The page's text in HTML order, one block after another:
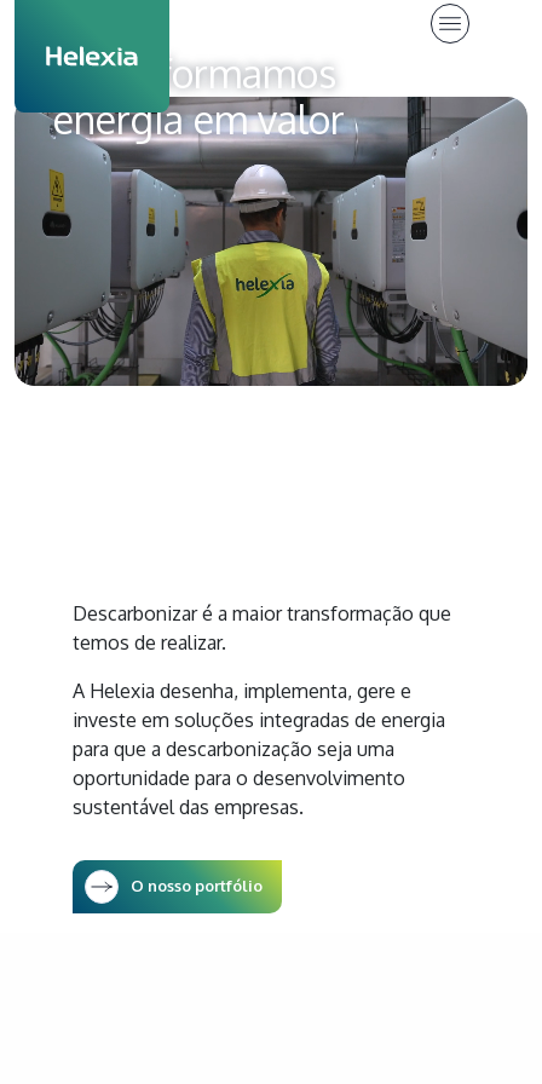
Transformamos
energia em valor
Descarbonizar é a maior transformação que
temos de realizar.
A Helexia desenha, implementa, gere e
investe em soluções integradas de energia
para que a descarbonização seja uma
oportunidade para o desenvolvimento
sustentável das empresas.
O nosso portfólio